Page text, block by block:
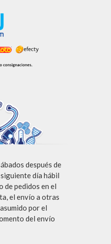
después de
día hábil
de pedidos en el
el envío a otras
por el
del envío